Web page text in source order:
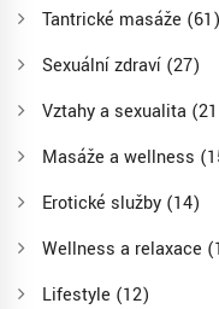
Tantrické masáže (61)
Sexuální zdraví (27)
Vztahy a sexualita
Masáže a wellness
Erotické služby (14)
Wellness a relaxace
Lifestyle (12)